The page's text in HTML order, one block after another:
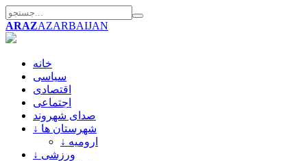
ARAZAZARBAIJAN
خانه
سیاسی
اقتصادی
اجتماعی
صدای شهروند
↓ شهرستان ها
↓ ارومیه
↓ ورزشی